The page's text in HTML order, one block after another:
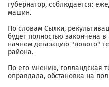
губернатор, соблюдается:
машин.
По словам Сылки,
будет полностью закончена
начнем дегазацию "нового"
района.
По его мнению, голландская
оправдала, обстановка на